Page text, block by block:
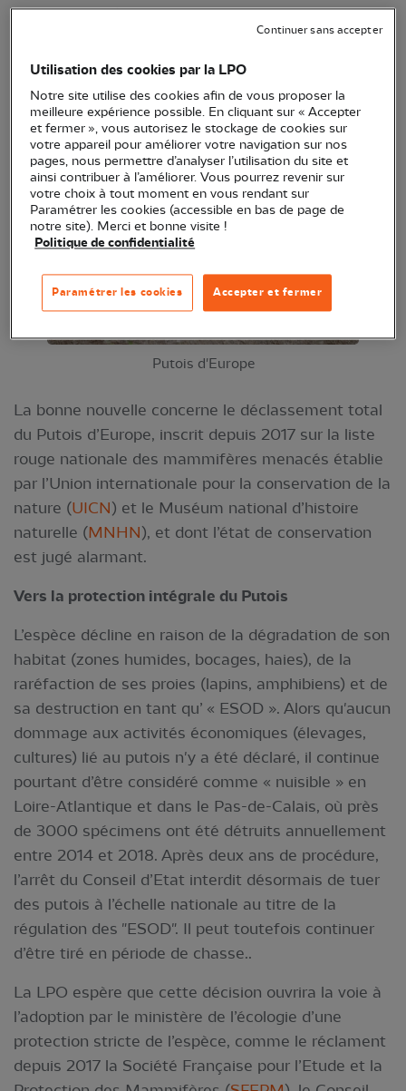
des dégâts » (ESOD, anciennement dénommés
nuisibles) dans les départements français. Une
victoire en demi-teinte pour la LPO qui compte
bien obtenir des modifications substantielles au
prochain arrêté triennal en préparation.
Putois d'Europe
La bonne nouvelle concerne le déclassement total
du Putois d’Europe, inscrit depuis 2017 sur la liste
rouge nationale des mammifères menacés établie
par l’Union internationale pour la conservation de la
nature (UICN) et le Muséum national d’histoire
naturelle (MNHN), et dont l’état de conservation
est jugé alarmant.
Vers la protection intégrale du Putois
L’espèce décline en raison de la dégradation de son
habitat (zones humides, bocages, haies), de la
raréfaction de ses proies (lapins, amphibiens) et de
sa destruction en tant qu’ « ESOD ». Alors qu'aucun
dommage aux activités économiques (élevages,
cultures) lié au putois n'y a été déclaré, il continue
pourtant d’être considéré comme « nuisible » en
Loire-Atlantique et dans le Pas-de-Calais, où près
de 3000 spécimens ont été détruits annuellement
entre 2014 et 2018. Après deux ans de procédure,
l’arrêt du Conseil d’Etat interdit désormais de tuer
des putois à l’échelle nationale au titre de la
régulation des "ESOD". Il peut toutefois continuer
d’être tiré en période de chasse..
La LPO espère que cette décision ouvrira la voie à
l’adoption par le ministère de l’écologie d’une
protection stricte de l’espèce, comme le réclament
depuis 2017 la Société Française pour l’Etude et la
Utilisation des cookies par la LPO
Notre site utilise des cookies afin de vous proposer la
meilleure expérience possible. En cliquant sur « Accepter
et fermer », vous autorisez le stockage de cookies sur
votre appareil pour améliorer votre navigation sur nos
pages, nous permettre d’analyser l’utilisation du site et
ainsi contribuer à l’améliorer. Vous pourrez revenir sur
votre choix à tout moment en vous rendant sur
Paramétrer les cookies (accessible en bas de page de
notre site). Merci et bonne visite !
Politique de confidentialité
Accepter et fermer
Paramétrer les cookies
Continuer sans accepter